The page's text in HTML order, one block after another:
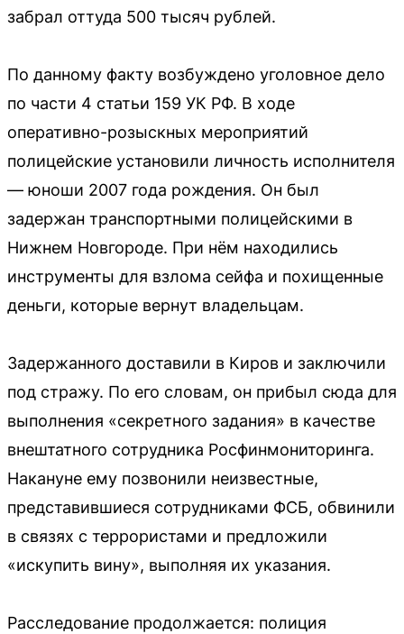
забрал оттуда 500 тысяч рублей.
По данному факту возбуждено уголовное дело
по части 4 статьи 159 УК РФ. В ходе
оперативно-розыскных мероприятий
полицейские установили личность исполнителя
— юноши 2007 года рождения. Он был
задержан транспортными полицейскими в
Нижнем Новгороде. При нём находились
инструменты для взлома сейфа и похищенные
деньги, которые вернут владельцам.
Задержанного доставили в Киров и заключили
под стражу. По его словам, он прибыл сюда для
выполнения «секретного задания» в качестве
внештатного сотрудника Росфинмониторинга.
Накануне ему позвонили неизвестные,
представившиеся сотрудниками ФСБ, обвинили
в связях с террористами и предложили
«искупить вину», выполняя их указания.
Расследование продолжается: полиция